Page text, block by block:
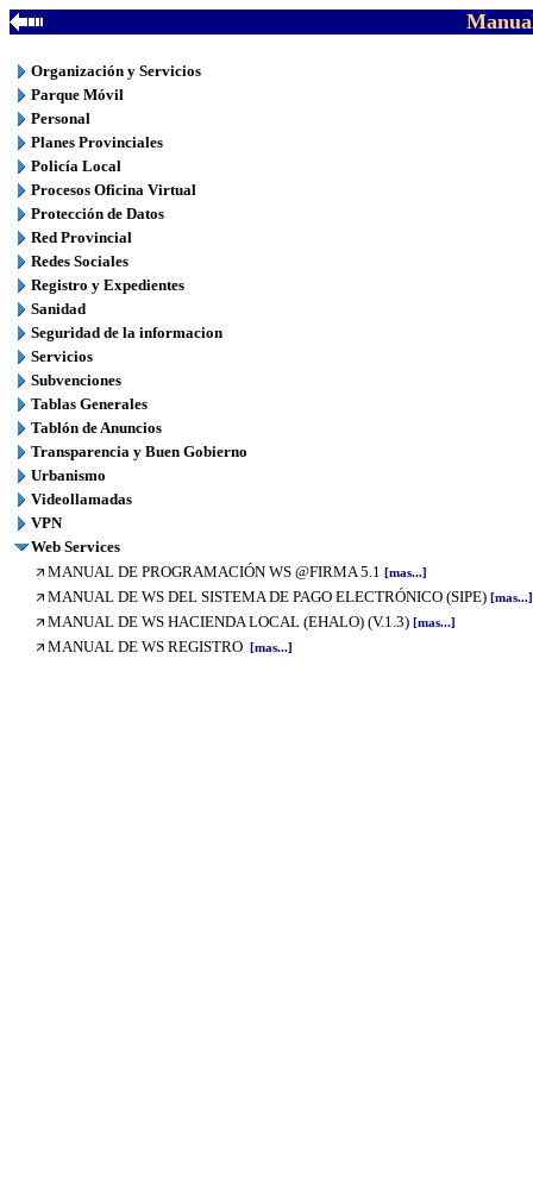
Organización y Servicios
Parque Móvil
Personal
Planes Provinciales
Policía Local
Procesos Oficina Virtual
Protección de Datos
Red Provincial
Redes Sociales
Registro y Expedientes
Sanidad
Seguridad de la informacion
Servicios
Subvenciones
Tablas Generales
Tablón de Anuncios
Transparencia y Buen Gobierno
Urbanismo
Videollamadas
VPN
Web Services
MANUAL DE PROGRAMACIÓN WS @FIRMA 5.1 [mas...]
MANUAL DE WS DEL SISTEMA DE PAGO ELECTRÓNICO (SIPE) [mas...]
MANUAL DE WS HACIENDA LOCAL (EHALO) (V.1.3) [mas...]
MANUAL DE WS REGISTRO [mas...]